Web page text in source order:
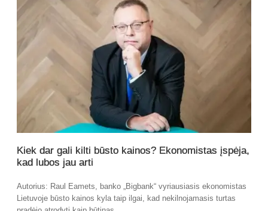
Kiek dar gali kilti būsto kainos? Ekonomistas įspėja,
kad lubos jau arti
Autorius: Raul Eamets, banko „Bigbank“ vyriausiasis ekonomistas
Lietuvoje būsto kainos kyla taip ilgai, kad nekilnojamasis turtas